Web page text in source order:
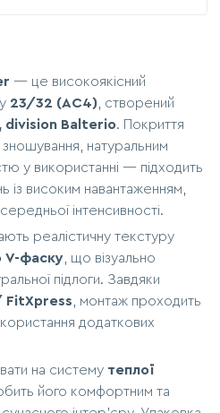
— це високоякісний
23/32 (AC4) , створений
division Balterio. Покриття
зношування, натуральним
у використанні — підходить
із високим навантаженням,
інтенсивності.
реалістичну текстуру
V-фаску , що візуально
підлоги. Завдяки
FitXpress , монтаж проходить
додаткових
на систему теплої
його комфортним та